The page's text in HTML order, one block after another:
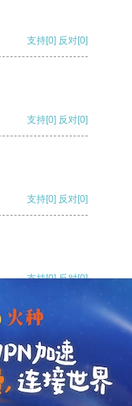
支持[0] 反对[0]
支持[0] 反对[0]
支持[0] 反对[0]
支持[0] 反对[0]
支持[0] 反对